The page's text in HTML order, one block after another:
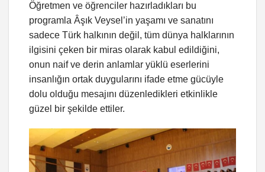
Öğretmen ve öğrenciler hazırladıkları bu
programla Âşık Veysel’in yaşamı ve sanatını
sadece Türk halkının değil, tüm dünya halklarının
ilgisini çeken bir miras olarak kabul edildiğini,
onun naif ve derin anlamlar yüklü eserlerini
insanlığın ortak duygularını ifade etme gücüyle
dolu olduğu mesajını düzenledikleri etkinlikle
güzel bir şekilde ettiler.